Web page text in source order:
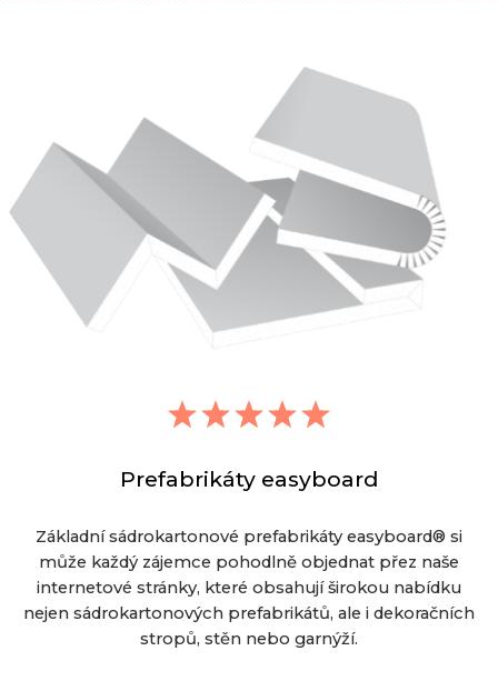
Prefabrikáty easyboard
Základní sádrokartonové prefabrikáty easyboard® si
může každý zájemce pohodlně objednat přez naše
internetové stránky, které obsahují širokou nabídku
nejen sádrokartonových prefabrikátů, ale i dekoračních
stropů, stěn nebo garnýží.